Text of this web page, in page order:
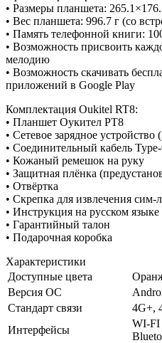
• Размеры планшета:
• Вес планшета: 996.7 г (со
• Память телефонной книги:
• Возможность присвоить
мелодию
• Возможность скачивать
приложений в Google Play
Комплектация Oukitel RT8:
• Планшет Оукител РТ8
• Сетевое зарядное устройство
• Соединительный кабель
• Кожаный ремешок на руку
• Защитная плёнка
• Отвёртка
• Скрепка для извлечения сим-
• Инструкция на русском языке
• Гарантийный талон
• Подарочная коробка
Характеристики
Доступные цвета
Версия ОС
Стандарт связи
4G+,
Интерфейсы
WI-FI